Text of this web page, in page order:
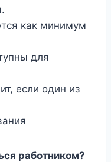
как минимум
для
если один из
работником?